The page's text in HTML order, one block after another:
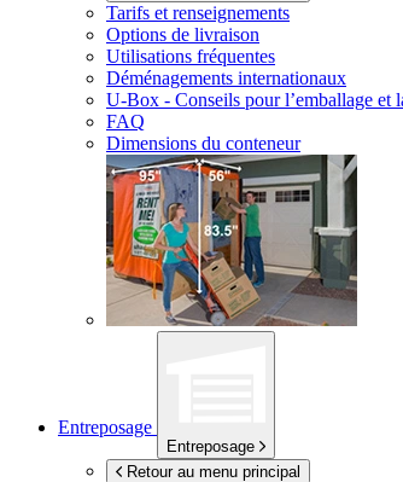
Tarifs et renseignements
Options de livraison
Utilisations fréquentes
Déménagements internationaux
U-Box - Conseils pour l’emballage et
FAQ
Dimensions du conteneur
Entreposage
Entreposage
Retour au menu principal